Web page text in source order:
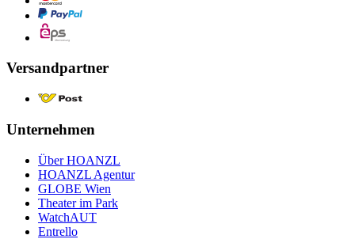
Versandpartner
Unternehmen
Über HOANZL
HOANZL Agentur
GLOBE Wien
Theater im Park
WatchAUT
Entrello